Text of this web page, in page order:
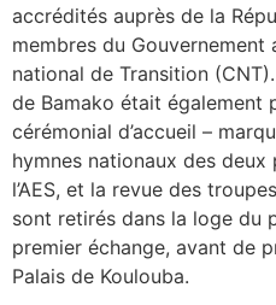
accrédités auprès de la
membres du Gouvernement
national de Transition
de Bamako était également
cérémonial d’accueil –
hymnes nationaux des
l’AES, et la revue des
sont retirés dans la loge du
premier échange, avant de
Palais de Koulouba.